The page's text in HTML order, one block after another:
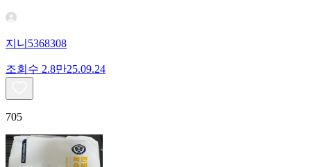
지니5368308
조회수 2.8만25.09.24
705